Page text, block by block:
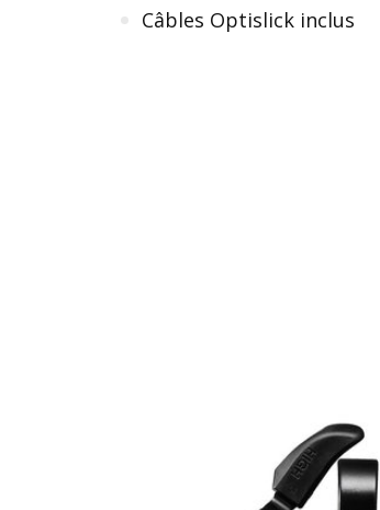
Câbles Optislick inclus